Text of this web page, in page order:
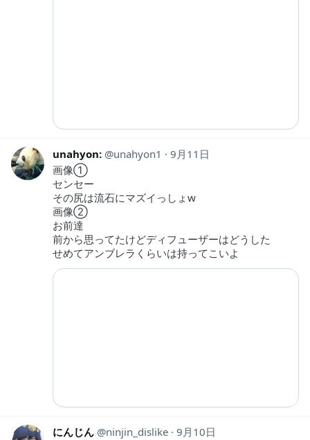
unahyon: unahyon1
9月11日
画像①
センセー
その尻は流石にマズイっしょw
画像②
お前達
前から思ってたけどディフューザーはどうした
せめてアンブレラくらいは持ってこいよ
にんじん ninjin_dislike 9月10日